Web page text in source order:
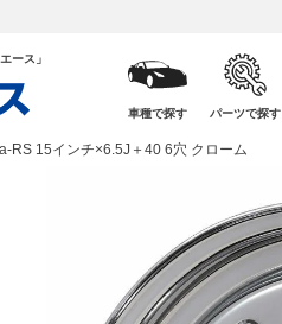
ース」
車種で探す パーツで探す
RS 15インチ×6.5J＋40 6穴 クローム